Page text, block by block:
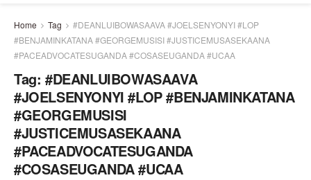
Home Tag
#DEANLUIBOWASAAVA #JOELSENYONYI #LOP
#BENJAMINKATANA #GEORGEMUSISI #JUSTICEMUSASEKAANA
#PACEADVOCATESUGANDA #COSASEUGANDA #UCAA
Tag: #DEANLUIBOWASAAVA
#JOELSENYONYI #LOP #BENJAMINKATANA
#GEORGEMUSISI
#JUSTICEMUSASEKAANA
#PACEADVOCATESUGANDA
#COSASEUGANDA #UCAA